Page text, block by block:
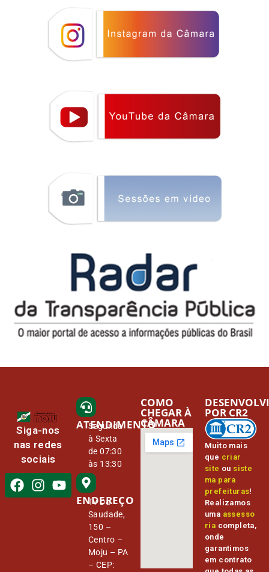
Siga-nos
nas redes
sociais
ATENDIMENTO
Segunda
à Sexta
de 07:30
às 13:30
ENDEREÇO
Tv Da
Saudade,
150 –
Centro –
Moju – PA
– CEP:
COMO
CHEGAR À
CÂMARA
Muito mais
que criar
site ou siste
ma para
prefeituras!
Realizamos
uma assesso
ria completa,
onde
garantimos
em contrato
POR CR2